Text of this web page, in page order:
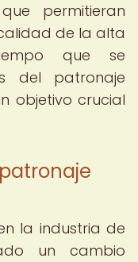
permitieran
de la alta
que se
del patronaje
objetivo crucial
la industria de
un cambio